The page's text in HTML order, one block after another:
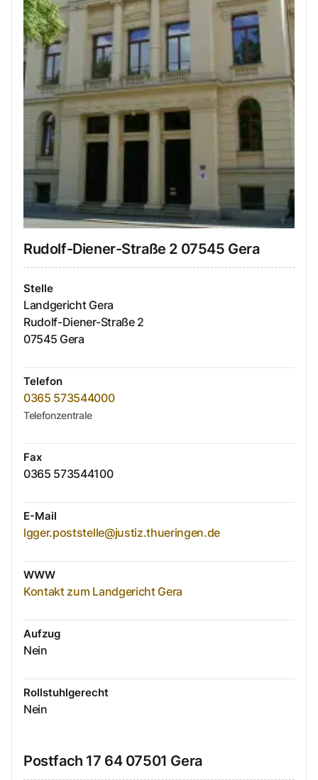
Rudolf-Diener-Straße 2 07545 Gera
Stelle
Landgericht Gera
Rudolf-Diener-Straße 2
07545 Gera
Telefon
0365 573544000
Telefonzentrale
Fax
0365 573544100
E-Mail
lgger.poststelle@justiz.thueringen.de
WWW
Kontakt zum Landgericht Gera
Aufzug
Nein
Rollstuhlgerecht
Nein
Postfach 17 64 07501 Gera